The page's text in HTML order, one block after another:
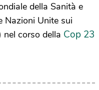
della Sanità e
Nazioni Unite sui
corso della Cop 23